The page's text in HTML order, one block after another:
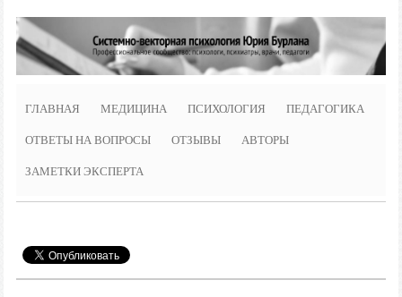
ГЛАВНАЯ МЕДИЦИНА ПСИХОЛОГИЯ ПЕДАГОГИКА
ОТВЕТЫ НА ВОПРОСЫ ОТЗЫВЫ АВТОРЫ
ЗАМЕТКИ ЭКСПЕРТА